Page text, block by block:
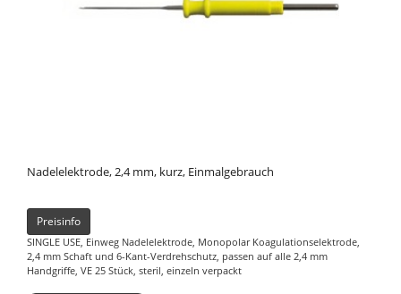
Nadelelektrode, 2,4 mm, kurz, Einmalgebrauch
Preisinfo
SINGLE USE, Einweg Nadelelektrode, Monopolar Koagulationselektrode,
2,4 mm Schaft und 6-Kant-Verdrehschutz, passen auf alle 2,4 mm
Handgriffe, VE 25 Stück, steril, einzeln verpackt